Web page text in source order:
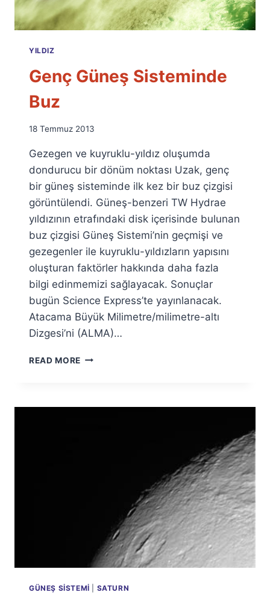
YILDIZ
Genç Güneş Sisteminde
Buz
By
Fuat
Özyar
18 Temmuz 2013
Gezegen ve kuyruklu-yıldız oluşumda
dondurucu bir dönüm noktası Uzak, genç
bir güneş sisteminde ilk kez bir buz çizgisi
görüntülendi. Güneş-benzeri TW Hydrae
yıldızının etrafındaki disk içerisinde bulunan
buz çizgisi Güneş Sistemi’nin geçmişi ve
gezegenler ile kuyruklu-yıldızların yapısını
oluşturan faktörler hakkında daha fazla
bilgi edinmemizi sağlayacak. Sonuçlar
bugün Science Express’te yayınlanacak.
Atacama Büyük Milimetre/milimetre-altı
Dizgesi’ni (ALMA)…
READ MORE GENÇ
GÜNEŞ SISTEMI SATURN